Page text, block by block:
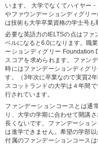
います。 大学でなくてハイヤー
やファウンデーションディグリ
は技術も大学卒業資格の学士号も
必要な英語力のIELTSの点はフ
ベルになると6.0になります。職
ーションディグリー Foundation
スコアを求められます。ファン
時にはファンデーションディグ
す。（3年次に卒業なので実質2
スコットランドの大学は４年間
行されています。
ファンデーションコースとは通
り、大学の学期に合わせて開講
長くないです。ファンデーショ
は進学できません。希望の学部
付属のファンデーションコース